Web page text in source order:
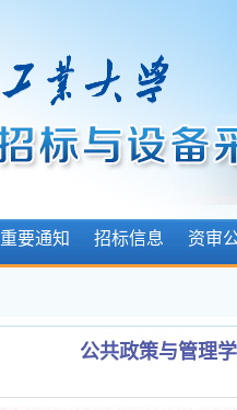
重要通知 招标信息 资审
公共政策与管理